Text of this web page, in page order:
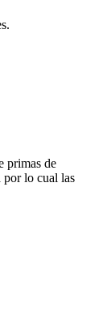
primas de
por lo cual las